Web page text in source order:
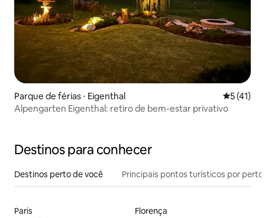
Parque de férias ⋅ Eigenthal 5 de uma
5 (41)
Alpengarten Eigenthal: retiro de bem-estar privativo
Destinos para conhecer
Destinos perto de você Principais pontos turísticos por perto
Paris
Florença